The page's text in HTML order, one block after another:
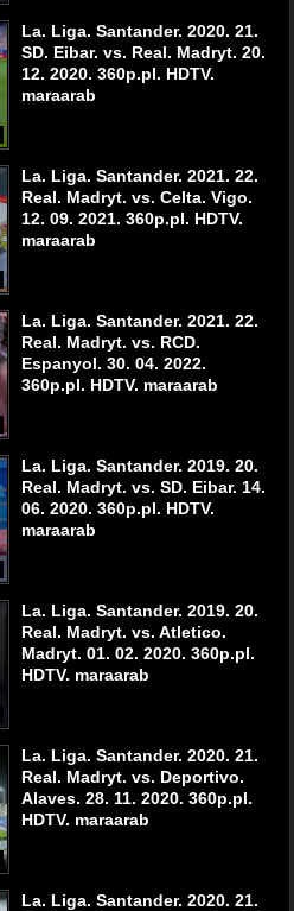
La. Liga. Santander. 2020. 21.
SD. Eibar. vs. Real. Madryt. 20.
12. 2020. 360p.pl. HDTV.
maraarab
La. Liga. Santander. 2021. 22.
Real. Madryt. vs. Celta. Vigo.
12. 09. 2021. 360p.pl. HDTV.
maraarab
La. Liga. Santander. 2021. 22.
Real. Madryt. vs. RCD.
Espanyol. 30. 04. 2022.
360p.pl. HDTV. maraarab
La. Liga. Santander. 2019. 20.
Real. Madryt. vs. SD. Eibar. 14.
06. 2020. 360p.pl. HDTV.
maraarab
La. Liga. Santander. 2019. 20.
Real. Madryt. vs. Atletico.
Madryt. 01. 02. 2020. 360p.pl.
HDTV. maraarab
La. Liga. Santander. 2020. 21.
Real. Madryt. vs. Deportivo.
Alaves. 28. 11. 2020. 360p.pl.
HDTV. maraarab
La. Liga. Santander. 2020. 21.